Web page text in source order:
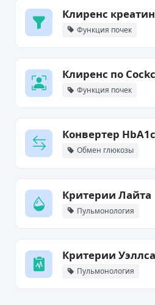
Клиренс
Функция почек
Клиренс по
Функция почек
Конвертер HbA1c
Обмен глюкозы
Критерии Лайта
Пульмонология
Критерии
Пульмонология